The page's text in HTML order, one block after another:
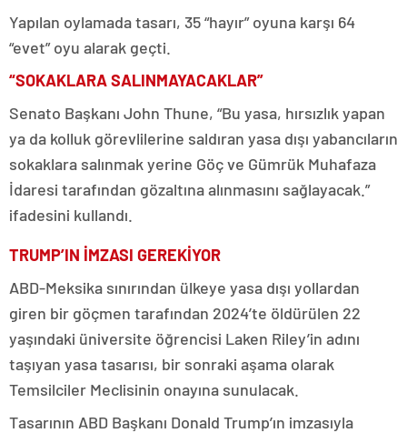
Yapılan oylamada tasarı, 35 “hayır” oyuna karşı 64
“evet” oyu alarak geçti.
“SOKAKLARA SALINMAYACAKLAR”
Senato Başkanı John Thune, “Bu yasa, hırsızlık yapan
ya da kolluk görevlilerine saldıran yasa dışı yabancıların
sokaklara salınmak yerine Göç ve Gümrük Muhafaza
İdaresi tarafından gözaltına alınmasını sağlayacak.”
ifadesini kullandı.
TRUMP’IN İMZASI GEREKİYOR
ABD-Meksika sınırından ülkeye yasa dışı yollardan
giren bir göçmen tarafından 2024’te öldürülen 22
yaşındaki üniversite öğrencisi Laken Riley’in adını
taşıyan yasa tasarısı, bir sonraki aşama olarak
Temsilciler Meclisinin onayına sunulacak.
Tasarının ABD Başkanı Donald Trump’ın imzasıyla